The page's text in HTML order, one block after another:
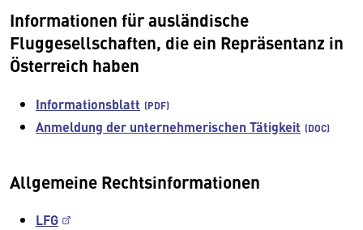
Informationen für ausländische
Fluggesellschaften, die ein Repräsentanz in
Österreich haben
Informationsblatt
Anmeldung der unternehmerischen Tätigkeit
Allgemeine Rechtsinformationen
LFG